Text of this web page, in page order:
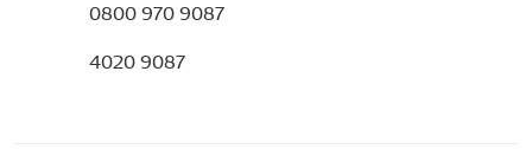
0800 970 9087
4020 9087